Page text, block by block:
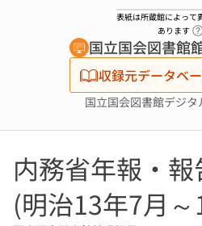
表紙は所蔵館によって
あります
国立国会図書館
収録元データベ
国立国会図書館デジ
内務省年報・
(明治13年7月